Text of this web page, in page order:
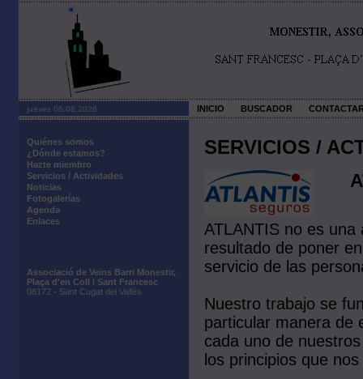
jueves 06.08.2026 INICIO BUSCADOR
Quiénes somos
¿Dónde estamos?
Hazte miembro
Servicios / Actividades
Noticias
Fotogalerías
Agenda
Enlaces
Associació de Veïns Barri Monestir,
Plaça d'en Coll i Sant Francesc
08172 - Sant Cugat del Vallès
SERVICIOS /
ATLANTIS no es
resultado de poner
servicio de las
Nuestro trabajo se
particular manera de
cada uno de
los principios que